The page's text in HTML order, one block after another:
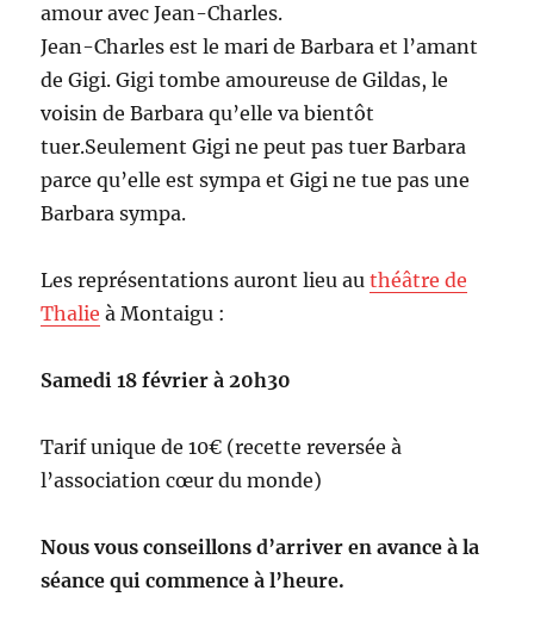
amour avec Jean-Charles.
Jean-Charles est le mari de Barbara et l’amant
de Gigi. Gigi tombe amoureuse de Gildas, le
voisin de Barbara qu’elle va bientôt
tuer.Seulement Gigi ne peut pas tuer Barbara
parce qu’elle est sympa et Gigi ne tue pas une
Barbara sympa.
Les représentations auront lieu authéâtre de
Thalie à Montaigu :
Samedi 18 février à 20h30
Tarif unique de 10€ (recette reversée à
l’association cœur du monde)
Nous vous conseillons d’arriver en avance à la
séance qui commence à l’heure.